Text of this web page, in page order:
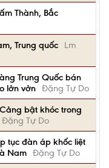
Thành, Bắc
Trung quốc
Lm
Trung Quốc bán
lởn vởn Đặng Tự Do
bật khóc trong
Đặng Tự Do
tục đàn áp khốc liệt
Nam Đặng Tự Do